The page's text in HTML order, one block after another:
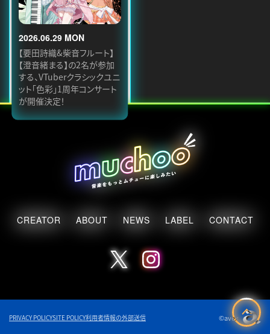
2026.06.29 MON
【要田詩織&柴音フルート】
【澄音緒まる】の2名が参加
する、VTuberクラシックユニ
ット「色彩」1周年コンサート
が開催決定！
CREATOR ABOUT NEWS LABEL CONTACT
PRIVACY POLICYSITE POLICY利用者情報の外部送信 ©avex